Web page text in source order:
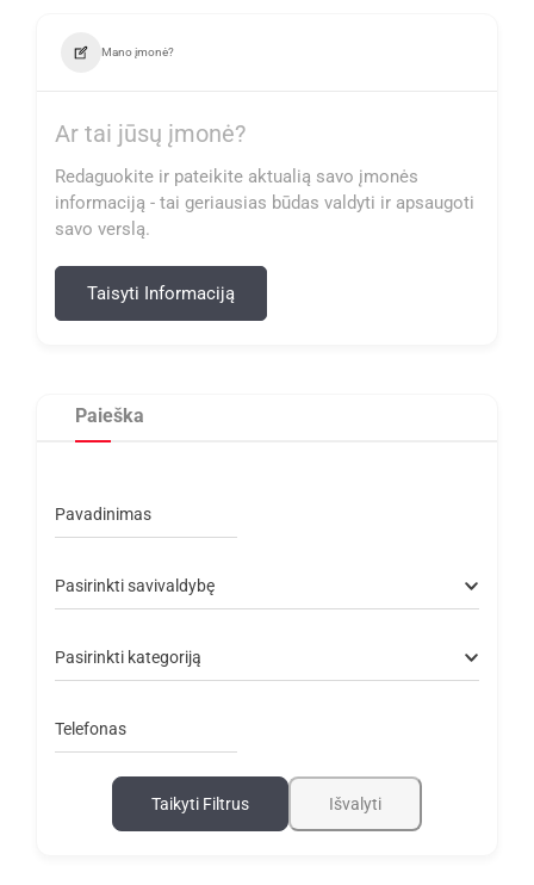
Mano įmonė?
Ar tai jūsų įmonė?
Redaguokite ir pateikite aktualią savo įmonės
informaciją - tai geriausias būdas valdyti ir apsaugoti
savo verslą.
Taisyti Informaciją
Paieška
Pavadinimas
Pasirinkti savivaldybę
Pasirinkti kategoriją
Telefonas
Taikyti Filtrus Išvalyti